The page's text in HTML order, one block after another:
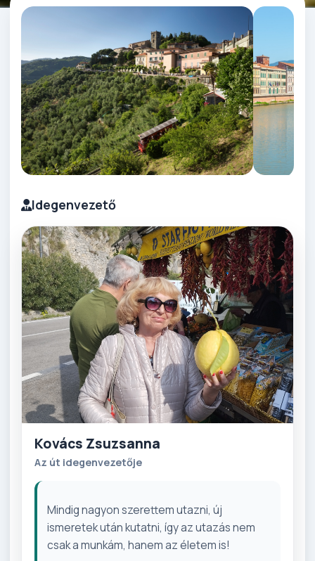
Idegenvezető
Kovács Zsuzsanna
Az út idegenvezetője
Mindig nagyon szerettem utazni, új
ismeretek után kutatni, így az utazás nem
csak a munkám, hanem az életem is!